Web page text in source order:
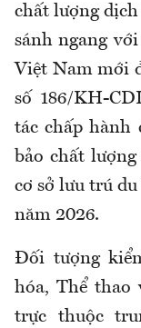
chất lượng
sánh ngang
Việt Nam mới
số 186/KH-
tác chấp hành
bảo chất
cơ sở lưu trú
năm 2026.
Đối tượng
hóa, Thể
trực thuộc